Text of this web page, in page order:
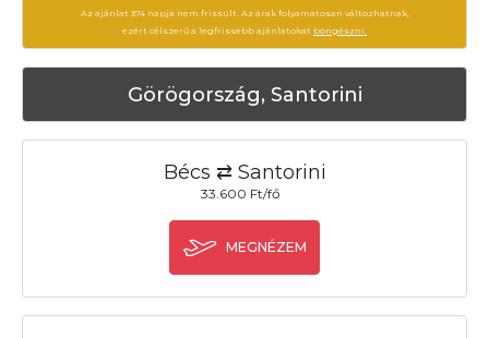
Az ajánlat 374 napja nem frissült. Az árak folyamatosan változhatnak,
ezért célszerű a legfrissebb ajánlatokat böngészni.
Görögország, Santorini
Bécs ⇄ Santorini
33.600 Ft/fő
MEGNÉZEM